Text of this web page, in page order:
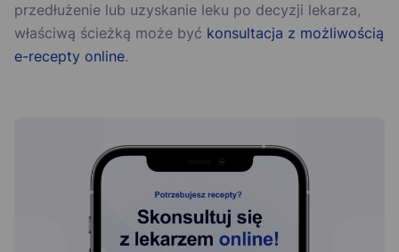
przedłużenie lub uzyskanie leku po decyzji lekarza,
właściwą ścieżką może być konsultacja z możliwością
e-recepty online.